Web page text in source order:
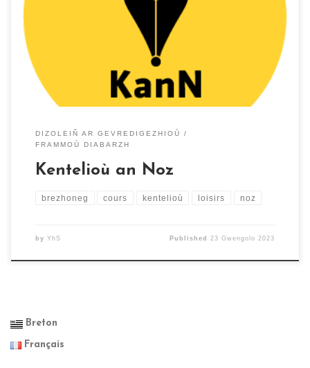
krennarded pe bugale. Kentelioù brezhoneg Kinniget e
vez kentelioù evit an oadourien adalek fin miz Gwengolo
betek fin miz Even. Padout a reont 1e30 bep sizhun
(estreget ar vakañsoù hag an deizioù […]
DIZOLEIÑ AR GEVREDIGEZHIOÙ
FRAMMOÙ DIABARZH
Kentelioù an Noz
brezhoneg cours kentelioù loisirs noz
by YhS Published23 Gwengolo 2023
Breton
Français